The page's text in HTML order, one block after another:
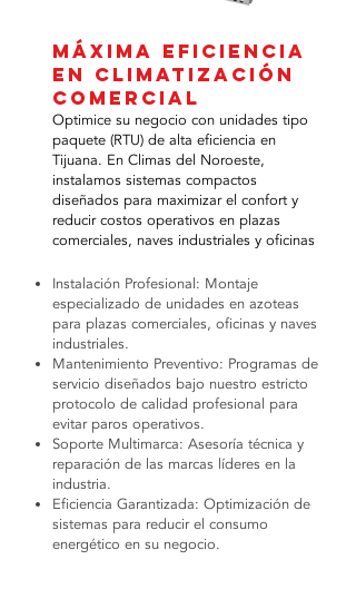
MÁXIMA EFICIENCIA
EN CLIMATIZACIÓN
COMERCIAL
Optimice su negocio con unidades tipo
paquete (RTU) de alta eficiencia en
Tijuana. En Climas del Noroeste,
instalamos sistemas compactos
diseñados para maximizar el confort y
reducir costos operativos en plazas
comerciales, naves industriales y oficinas
Instalación Profesional: Montaje
especializado de unidades en azoteas
para plazas comerciales, oficinas y naves
industriales.
Mantenimiento Preventivo: Programas de
servicio diseñados bajo nuestro estricto
protocolo de calidad profesional para
evitar paros operativos.
Soporte Multimarca: Asesoría técnica y
reparación de las marcas líderes en la
industria.
Eficiencia Garantizada: Optimización de
sistemas para reducir el consumo
energético en su negocio.